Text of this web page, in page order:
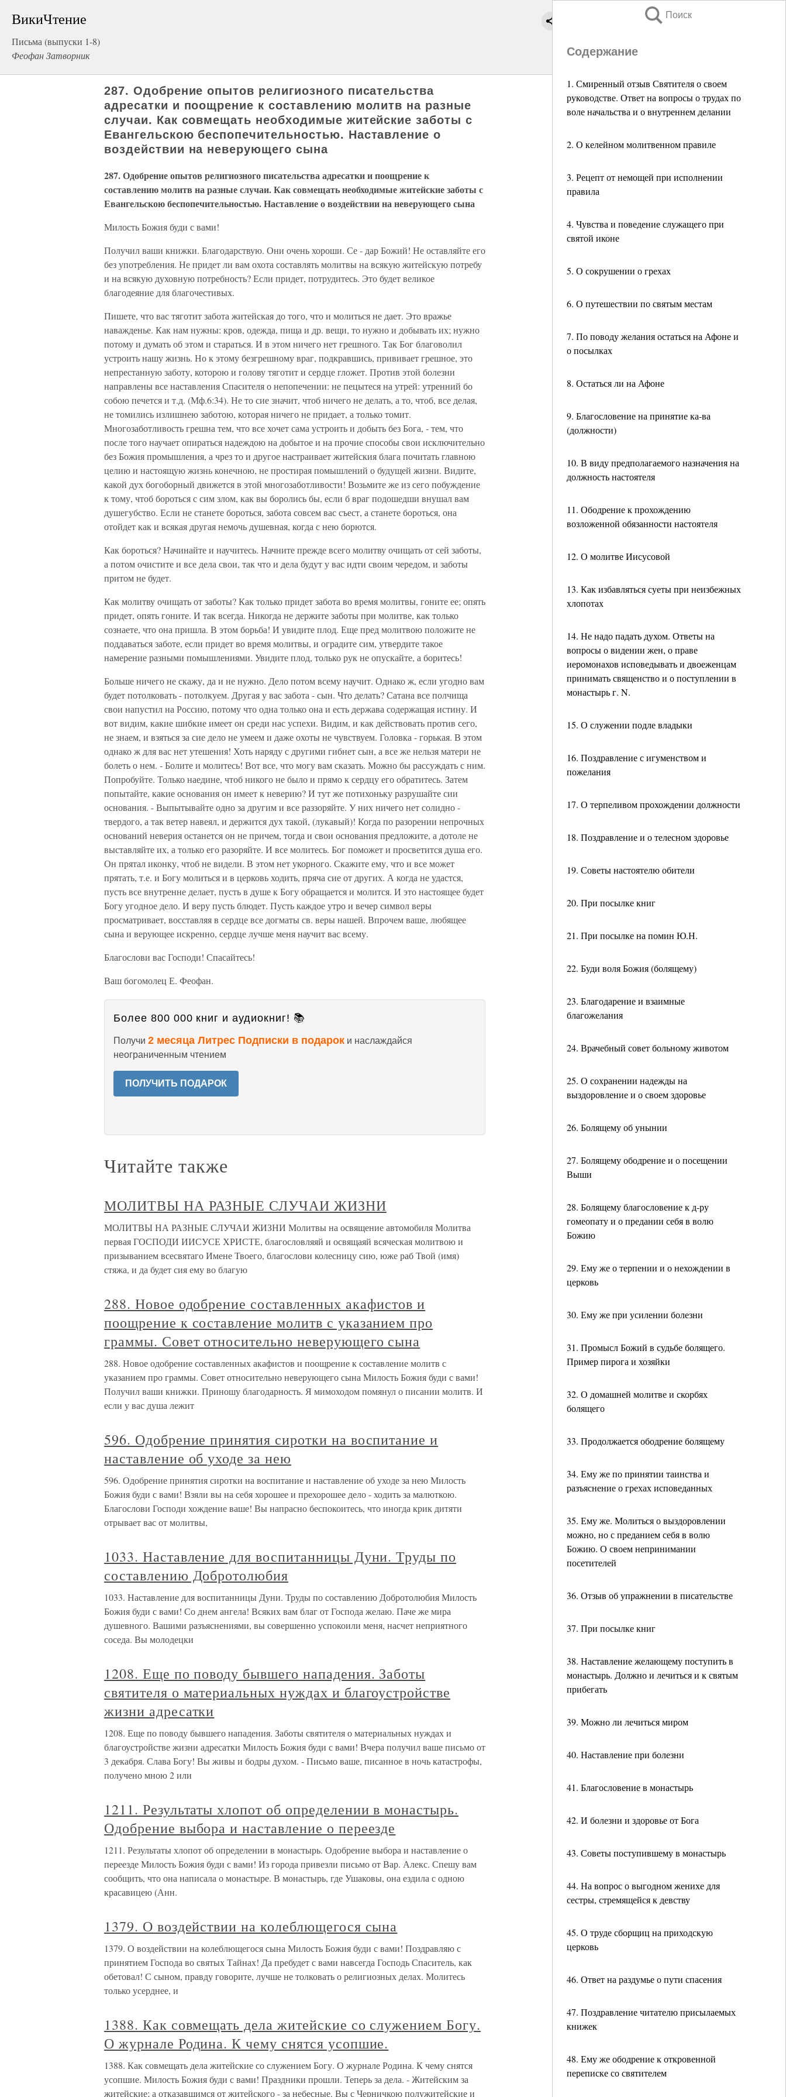
ВикиЧтение
Письма (выпуски 1-8)
Феофан Затворник
Поиск
Содержание
1. Смиренный отзыв Святителя о своем
руководстве. Ответ на вопросы о трудах по
воле начальства и о внутреннем делании
2. О келейном молитвенном правиле
3. Рецепт от немощей при исполнении
правила
4. Чувства и поведение служащего при
святой иконе
5. О сокрушении о грехах
6. О путешествии по святым местам
7. По поводу желания остаться на Афоне и
о посылках
8. Остаться ли на Афоне
9. Благословение на принятие ка-ва
(должности)
10. В виду предполагаемого назначения на
должность настоятеля
11. Ободрение к прохождению
возложенной обязанности настоятеля
12. О молитве Иисусовой
13. Как избавляться суеты при неизбежных
хлопотах
14. Не надо падать духом. Ответы на
вопросы о видении жен, о праве
иеромонахов исповедывать и двоеженцам
принимать священство и о поступлении в
монастырь г. N.
15. О служении подле владыки
16. Поздравление с игуменством и
пожелания
17. О терпеливом прохождении должности
18. Поздравление и о телесном здоровье
19. Советы настоятелю обители
20. При посылке книг
21. При посылке на помин Ю.Н.
22. Буди воля Божия (болящему)
23. Благодарение и взаимные
благожелания
24. Врачебный совет больному животом
25. О сохранении надежды на
выздоровление и о своем здоровье
26. Болящему об унынии
27. Болящему ободрение и о посещении
Выши
28. Болящему благословение к д-ру
гомеопату и о предании себя в волю
Божию
29. Ему же о терпении и о нехождении в
церковь
30. Ему же при усилении болезни
31. Промысл Божий в судьбе болящего.
Пример пирога и хозяйки
32. О домашней молитве и скорбях
болящего
33. Продолжается ободрение болящему
34. Ему же по принятии таинства и
разъяснение о грехах исповеданных
35. Ему же. Молиться о выздоровлении
можно, но с преданием себя в волю
Божию. О своем непринимании
посетителей
36. Отзыв об упражнении в писательстве
37. При посылке книг
38. Наставление желающему поступить в
монастырь. Должно и лечиться и к святым
прибегать
39. Можно ли лечиться миром
40. Наставление при болезни
41. Благословение в монастырь
42. И болезни и здоровье от Бога
43. Советы поступившему в монастырь
44. На вопрос о выгодном женихе для
сестры, стремящейся к девству
45. О труде сборщиц на приходскую
церковь
46. Ответ на раздумье о пути спасения
47. Поздравление читателю присылаемых
книжек
48. Ему же ободрение к откровенной
переписке со святителем
287. Одобрение опытов религиозного писательства
адресатки и поощрение к составлению молитв на разные
случаи. Как совмещать необходимые житейские заботы с
Евангельскою беспопечительностью. Наставление о
воздействии на неверующего сына
287. Одобрение опытов религиозного писательства адресатки и поощрение к
составлению молитв на разные случаи. Как совмещать необходимые житейские заботы с
Евангельскою беспопечительностью. Наставление о воздействии на неверующего сына
Милость Божия буди с вами!
Получил ваши книжки. Благодарствую. Они очень хороши. Се - дар Божий! Не оставляйте его
без употребления. Не придет ли вам охота составлять молитвы на всякую житейскую потребу
и на всякую духовную потребность? Если придет, потрудитесь. Это будет великое
благодеяние для благочестивых.
Пишете, что вас тяготит забота житейская до того, что и молиться не дает. Это вражье
наважденье. Как нам нужны: кров, одежда, пища и др. вещи, то нужно и добывать их; нужно
потому и думать об этом и стараться. И в этом ничего нет грешного. Так Бог благоволил
устроить нашу жизнь. Но к этому безгрешному враг, подкравшись, прививает грешное, это
непрестанную заботу, которою и голову тяготит и сердце гложет. Против этой болезни
направлены все наставления Спасителя о непопечении: не пецытеся на утрей: утренний бо
собою печется и т.д. (Мф.6:34). Не то сие значит, чтоб ничего не делать, а то, чтоб, все делая,
не томились излишнею заботою, которая ничего не придает, а только томит.
Многозаботливость грешна тем, что все хочет сама устроить и добыть без Бога, - тем, что
после того научает опираться надеждою на добытое и на прочие способы свои исключительно
без Божия промышления, а чрез то и другое настраивает житейския блага почитать главною
целию и настоящую жизнь конечною, не простирая помышлений о будущей жизни. Видите,
какой дух богоборный движется в этой многозаботливости! Возьмите же из сего побуждение
к тому, чтоб бороться с сим злом, как вы боролись бы, если б враг подошедши внушал вам
душегубство. Если не станете бороться, забота совсем вас съест, а станете бороться, она
отойдет как и всякая другая немочь душевная, когда с нею борются.
Как бороться? Начинайте и научитесь. Начните прежде всего молитву очищать от сей заботы,
а потом очистите и все дела свои, так что и дела будут у вас идти своим чередом, и заботы
притом не будет.
Как молитву очищать от заботы? Как только придет забота во время молитвы, гоните ее; опять
придет, опять гоните. И так всегда. Никогда не держите заботы при молитве, как только
сознаете, что она пришла. В этом борьба! И увидите плод. Еще пред молитвою положите не
поддаваться заботе, если придет во время молитвы, и оградите сим, утвердите такое
намерение разными помышлениями. Увидите плод, только рук не опускайте, а боритесь!
Больше ничего не скажу, да и не нужно. Дело потом всему научит. Однако ж, если угодно вам
будет потолковать - потолкуем. Другая у вас забота - сын. Что делать? Сатана все полчища
свои напустил на Россию, потому что одна только она и есть держава содержащая истину. И
вот видим, какие шибкие имеет он среди нас успехи. Видим, и как действовать против сего,
не знаем, и взяться за сие дело не умеем и даже охоты не чувствуем. Головка - горькая. В этом
однако ж для вас нет утешения! Хоть наряду с другими гибнет сын, а все же нельзя матери не
болеть о нем. - Болите и молитесь! Вот все, что могу вам сказать. Можно бы рассуждать с ним.
Попробуйте. Только наедине, чтоб никого не было и прямо к сердцу его обратитесь. Затем
попытайте, какие основания он имеет к неверию? И тут же потихоньку разрушайте сии
основания. - Выпытывайте одно за другим и все раззоряйте. У них ничего нет солидно -
твердого, а так ветер навеял, и держится дух такой, (лукавый)! Когда по разорении непрочных
оснований неверия останется он не причем, тогда и свои основания предложите, а дотоле не
выставляйте их, а только его разоряйте. И все молитесь. Бог поможет и просветится душа его.
Он прятал иконку, чтоб не видели. В этом нет укорного. Скажите ему, что и все может
прятать, т.е. и Богу молиться и в церковь ходить, пряча сие от других. А когда не удастся,
пусть все внутренне делает, пусть в душе к Богу обращается и молится. И это настоящее будет
Богу угодное дело. И веру пусть блюдет. Пусть каждое утро и вечер символ веры
просматривает, восставляя в сердце все догматы св. веры нашей. Впрочем ваше, любящее
сына и верующее искренно, сердце лучше меня научит вас всему.
Благослови вас Господи! Спасайтесь!
Ваш богомолец Е. Феофан.
Более 800 000 книг и аудиокниг! 📚
Получи 2 месяца Литрес Подписки в подарок и наслаждайся
неограниченным чтением
ПОЛУЧИТЬ ПОДАРОК
Читайте также
МОЛИТВЫ НА РАЗНЫЕ СЛУЧАИ ЖИЗНИ
МОЛИТВЫ НА РАЗНЫЕ СЛУЧАИ ЖИЗНИ Молитвы на освящение автомобиля Молитва
первая ГОСПОДИ ИИСУСЕ ХРИСТЕ, благословляяй и освящаяй всяческая молитвою и
призыванием всесвятаго Имене Твоего, благослови колесницу сию, юже раб Твой (имя)
стяжа, и да будет сия ему во благую
288. Новое одобрение составленных акафистов и
поощрение к составление молитв с указанием про
граммы. Совет относительно неверующего сына
288. Новое одобрение составленных акафистов и поощрение к составление молитв с
указанием про граммы. Совет относительно неверующего сына Милость Божия буди с вами!
Получил ваши книжки. Приношу благодарность. Я мимоходом помянул о писании молитв. И
если у вас душа лежит
596. Одобрение принятия сиротки на воспитание и
наставление об уходе за нею
596. Одобрение принятия сиротки на воспитание и наставление об уходе за нею Милость
Божия буди с вами! Взяли вы на себя хорошее и прехорошее дело - ходить за малюткою.
Благослови Господи хождение ваше! Вы напрасно беспокоитесь, что иногда крик дитяти
отрывает вас от молитвы,
1033. Наставление для воспитанницы Дуни. Труды по
составлению Добротолюбия
1033. Наставление для воспитанницы Дуни. Труды по составлению Добротолюбия Милость
Божия буди с вами! Со днем ангела! Всяких вам благ от Господа желаю. Паче же мира
душевного. Вашими разъяснениями, вы совершенно успокоили меня, насчет неприятного
соседа. Вы молодецки
1208. Еще по поводу бывшего нападения. Заботы
святителя о материальных нуждах и благоустройстве
жизни адресатки
1208. Еще по поводу бывшего нападения. Заботы святителя о материальных нуждах и
благоустройстве жизни адресатки Милость Божия буди с вами! Вчера получил ваше письмо от
3 декабря. Слава Богу! Вы живы и бодры духом. - Письмо ваше, писанное в ночь катастрофы,
получено мною 2 или
1211. Результаты хлопот об определении в монастырь.
Одобрение выбора и наставление о переезде
1211. Результаты хлопот об определении в монастырь. Одобрение выбора и наставление о
переезде Милость Божия буди с вами! Из города привезли письмо от Вар. Алекс. Спешу вам
сообщить, что она написала о монастыре. В монастырь, где Ушаковы, она ездила с одною
красавицею (Анн.
1379. О воздействии на колеблющегося сына
1379. О воздействии на колеблющегося сына Милость Божия буди с вами! Поздравляю с
принятием Господа во святых Тайнах! Да пребудет с вами навсегда Господь Спаситель, как
обетовал! С сыном, правду говорите, лучше не толковать о религиозных делах. Молитесь
только усерднее, и
1388. Как совмещать дела житейские со служением Богу.
О журнале Родина. К чему снятся усопшие.
1388. Как совмещать дела житейские со служением Богу. О журнале Родина. К чему снятся
усопшие. Милость Божия буди с вами! Праздники прошли. Теперь за дела. - Житейским за
житейские; а отказавшимся от житейского - за небесные. Вы с Черничкою полужитейские и